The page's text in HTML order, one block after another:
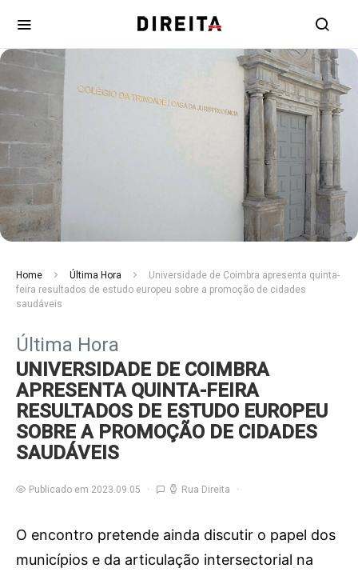
Home Última Hora
Universidade de Coimbra apresenta quinta-
feira resultados de estudo europeu sobre a promoção de cidades
saudáveis
Última Hora
UNIVERSIDADE DE COIMBRA
APRESENTA QUINTA-FEIRA
RESULTADOS DE ESTUDO EUROPEU
SOBRE A PROMOÇÃO DE CIDADES
SAUDÁVEIS
Publicado em 2023.09.05 Rua Direita
O encontro pretende ainda discutir o papel dos
municípios e da articulação intersectorial na